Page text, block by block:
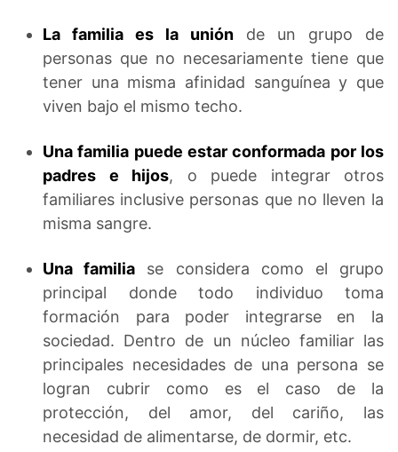
La familia es la unión de un grupo de
personas que no necesariamente tiene que
tener una misma afinidad sanguínea y que
viven bajo el mismo techo.
Una familia puede estar conformada por los
padres e hijos, o puede integrar otros
familiares inclusive personas que no lleven la
misma sangre.
Una familia se considera como el grupo
principal donde todo individuo toma
formación para poder integrarse en la
sociedad. Dentro de un núcleo familiar las
principales necesidades de una persona se
logran cubrir como es el caso de la
protección, del amor, del cariño, las
necesidad de alimentarse, de dormir, etc.